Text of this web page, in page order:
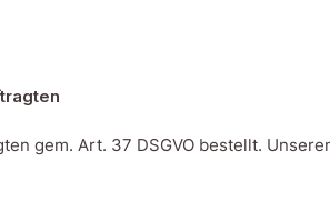
gem. Art. 37 DSGVO bestellt.